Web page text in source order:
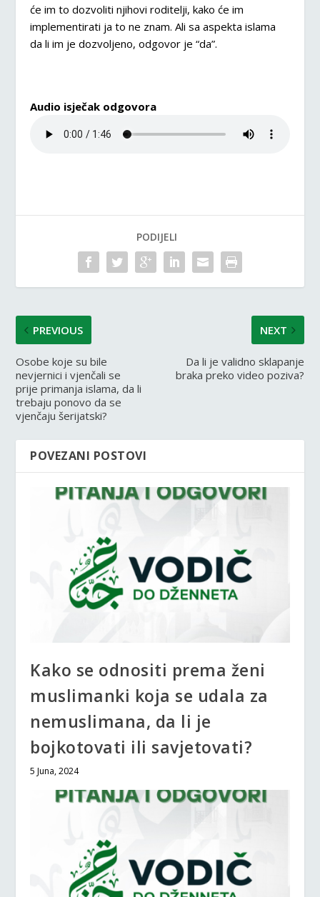
će im to dozvoliti njihovi roditelji, kako će im
implementirati ja to ne znam. Ali sa aspekta islama
da li im je dozvoljeno, odgovor je “da”.
Audio isječak odgovora
PODIJELI
PREVIOUS
Osobe koje su bile
nevjernici i vjenčali se
prije primanja islama, da li
trebaju ponovo da se
vjenčaju šerijatski?
NEXT
Da li je validno sklapanje
braka preko video poziva?
POVEZANI POSTOVI
Kako se odnositi prema ženi
muslimanki koja se udala za
nemuslimana, da li je
bojkotovati ili savjetovati?
5 Juna, 2024